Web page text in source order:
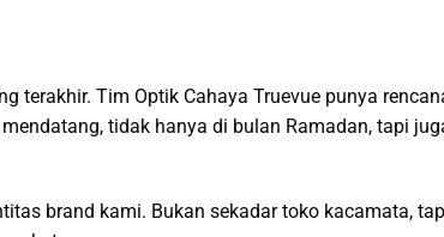
terakhir. Tim Optik Cahaya Truevue punya
tidak hanya di bulan Ramadan, tapi
brand kami. Bukan sekadar toko kacamata,